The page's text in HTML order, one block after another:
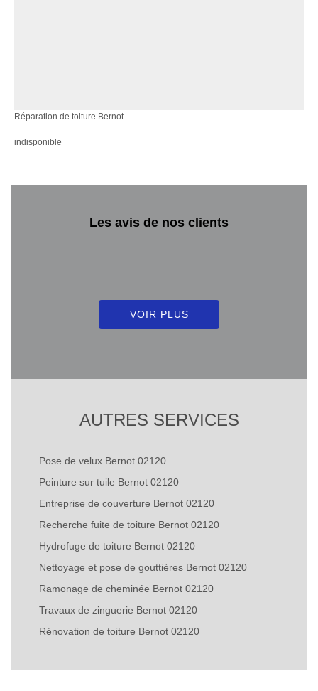
Réparation de toiture Bernot
indisponible
Les avis de nos clients
VOIR PLUS
AUTRES SERVICES
Pose de velux Bernot 02120
Peinture sur tuile Bernot 02120
Entreprise de couverture Bernot 02120
Recherche fuite de toiture Bernot 02120
Hydrofuge de toiture Bernot 02120
Nettoyage et pose de gouttières Bernot 02120
Ramonage de cheminée Bernot 02120
Travaux de zinguerie Bernot 02120
Rénovation de toiture Bernot 02120